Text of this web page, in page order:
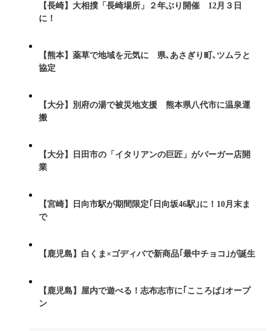
【長崎】大相撲「長崎場所」２年ぶり開催 12月３日
に！
【熊本】薬草で地域を元気に 県､あさぎり町､ツムラと
協定
【大分】別府の湯で被災地支援 熊本県八代市に温泉運
搬
【大分】日田市の「イタリアンの巨匠」がバーガー店開
業
【宮崎】日向市駅が期間限定｢日向坂46駅｣に！10月末ま
で
【鹿児島】白くま×ゴディバで新商品｢最中チョコ｣が誕生
【鹿児島】屋内で遊べる！志布志市に｢こころば｣オープ
ン